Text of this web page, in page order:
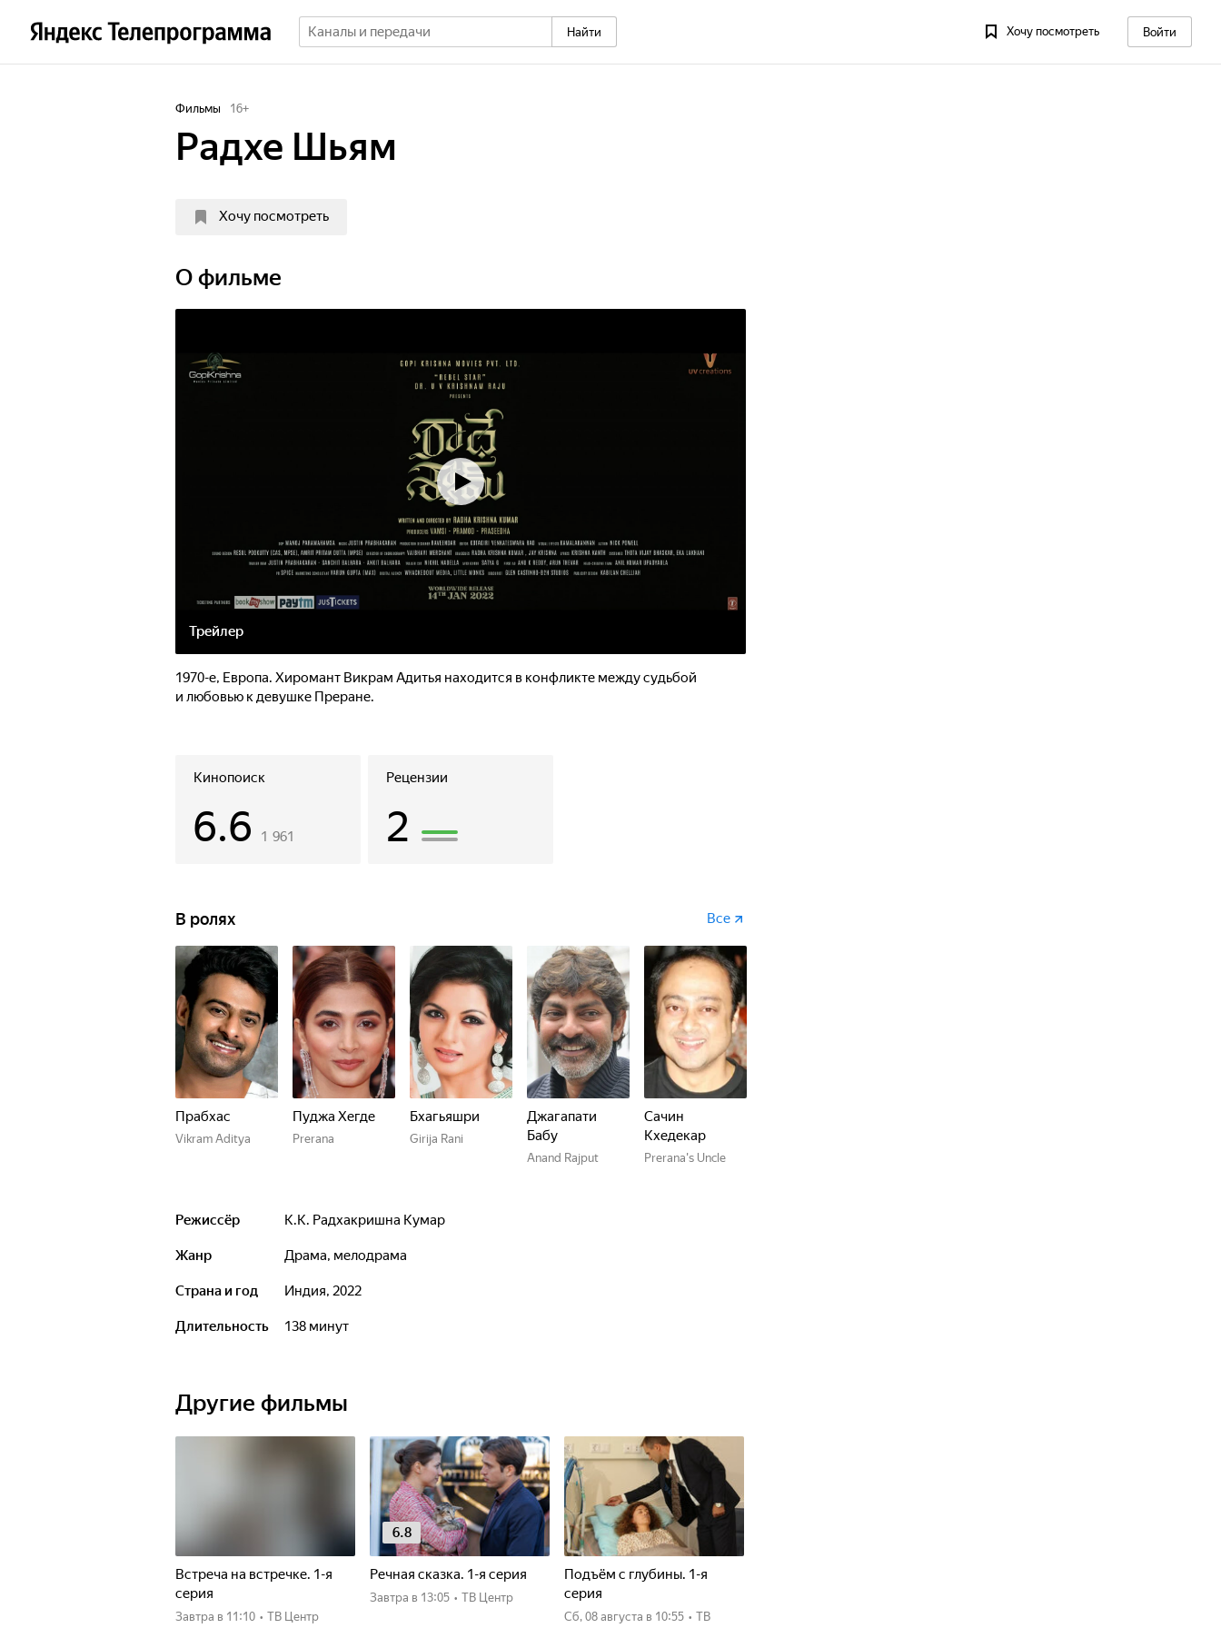
Найти Хочу посмотреть Войти
Фильмы 16+
Радхе Шьям
Хочу посмотреть
О фильме
Трейлер
1970-е, Европа. Хиромант Викрам Адитья находится в конфликте между судьбой
и любовью к девушке Преране.
Кинопоиск
6.6 1 961
Рецензии
2
В ролях Все
Прабхас
Vikram Aditya
Пуджа Хегде
Prerana
Бхагьяшри
Girija Rani
Джагапати
Бабу
Anand Rajput
Сачин
Кхедекар
Prerana's Uncle
Режиссёр К.К. Радхакришна Кумар
Жанр драма, мелодрама
Страна и год Индия, 2022
Длительность 138 минут
Другие фильмы
Встреча на встречке. 1-я
серия
Завтра в 11:10 • ТВ Центр
6.8
Речная сказка. 1-я серия
Завтра в 13:05 • ТВ Центр
Подъём с глубины. 1-я
серия
сб, 08 августа в 10:55 • ТВ